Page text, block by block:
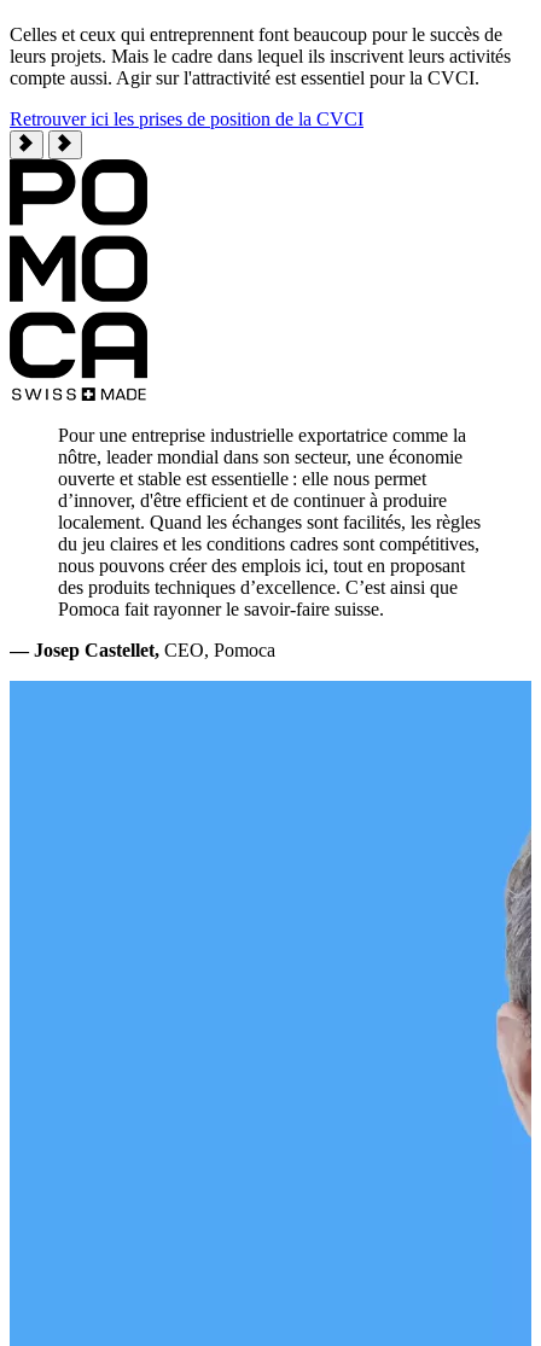
Celles et ceux qui entreprennent font beaucoup pour le succès de
leurs projets. Mais le cadre dans lequel ils inscrivent leurs activités
compte aussi. Agir sur l'attractivité est essentiel pour la CVCI.
Retrouver ici les prises de position de la CVCI
Pour une entreprise industrielle exportatrice comme la
nôtre, leader mondial dans son secteur, une économie
ouverte et stable est essentielle : elle nous permet
d’innover, d'être efficient et de continuer à produire
localement. Quand les échanges sont facilités, les règles
du jeu claires et les conditions cadres sont compétitives,
nous pouvons créer des emplois ici, tout en proposant
des produits techniques d’excellence. C’est ainsi que
Pomoca fait rayonner le savoir‑faire suisse.
— Josep Castellet, CEO, Pomoca